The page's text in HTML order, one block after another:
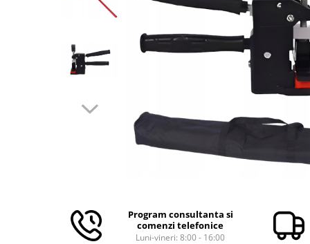
Aparate de slefuit
Aparate de tuns
Aparate pe acumulator / baterie
Ciocane rotopercutoare
Program consultanta si
comenzi telefonice
Luni-vineri: 8:00 - 16:00